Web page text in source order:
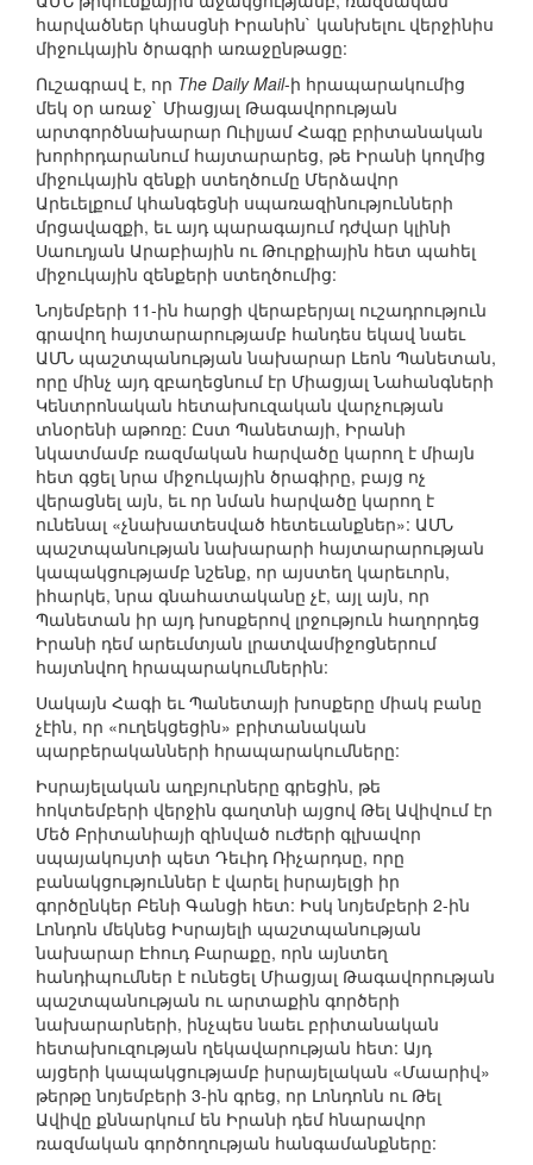
հարվածներ կհասցնի Իրանին` կանխելու վերջինիս
միջուկային ծրագրի առաջընթացը:
Ուշագրավ է, որ The Daily Mail-ի հրապարակումից
մեկ օր առաջ` Միացյալ Թագավորության
արտգործնախարար Ուիլյամ Հագը բրիտանական
խորհրդարանում հայտարարեց, թե Իրանի կողմից
միջուկային զենքի ստեղծումը Մերձավոր
Արեւելքում կհանգեցնի սպառազինությունների
մրցավազքի, եւ այդ պարագայում դժվար կլինի
Սաուդյան Արաբիային ու Թուրքիային հետ պահել
միջուկային զենքերի ստեղծումից:
Նոյեմբերի 11-ին հարցի վերաբերյալ ուշադրություն
գրավող հայտարարությամբ հանդես եկավ նաեւ
ԱՄՆ պաշտպանության նախարար Լեոն Պանետան,
որը մինչ այդ զբաղեցնում էր Միացյալ Նահանգների
Կենտրոնական հետախուզական վարչության
տնօրենի աթոռը: Ըստ Պանետայի, Իրանի
նկատմամբ ռազմական հարվածը կարող է միայն
հետ գցել նրա միջուկային ծրագիրը, բայց ոչ
վերացնել այն, եւ որ նման հարվածը կարող է
ունենալ «չնախատեսված հետեւանքներ»: ԱՄՆ
պաշտպանության նախարարի հայտարարության
կապակցությամբ նշենք, որ այստեղ կարեւորն,
իհարկե, նրա գնահատականը չէ, այլ այն, որ
Պանետան իր այդ խոսքերով լրջություն հաղորդեց
Իրանի դեմ արեւմտյան լրատվամիջոցներում
հայտնվող հրապարակումներին:
Սակայն Հագի եւ Պանետայի խոսքերը միակ բանը
չէին, որ «ուղեկցեցին» բրիտանական
պարբերականների հրապարակումները:
Իսրայելական աղբյուրները գրեցին, թե
հոկտեմբերի վերջին գաղտնի այցով Թել Ավիվում էր
Մեծ Բրիտանիայի զինված ուժերի գլխավոր
սպայակույտի պետ Դեւիդ Ռիչարդսը, որը
բանակցություններ է վարել իսրայելցի իր
գործընկեր Բենի Գանցի հետ: Իսկ նոյեմբերի 2-ին
Լոնդոն մեկնեց Իսրայելի պաշտպանության
նախարար Էհուդ Բարաքը, որն այնտեղ
հանդիպումներ է ունեցել Միացյալ Թագավորության
պաշտպանության ու արտաքին գործերի
նախարարների, ինչպես նաեւ բրիտանական
հետախուզության ղեկավարության հետ: Այդ
այցերի կապակցությամբ իսրայելական «Մաարիվ»
թերթը նոյեմբերի 3-ին գրեց, որ Լոնդոնն ու Թել
Ավիվը քննարկում են Իրանի դեմ հնարավոր
ռազմական գործողության հանգամանքները: